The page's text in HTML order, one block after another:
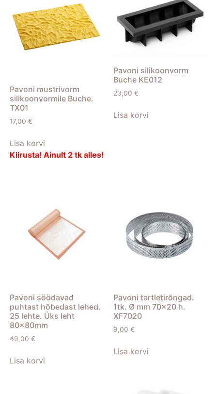
Pavoni mustrivorm
silikoonvormile Buche.
TX01
17,00 €
Lisa korvi
Kiirusta! Ainult 2 tk alles!
Pavoni silikoonvorm
Buche KE012
23,00 €
Lisa korvi
Pavoni söödavad
puhtast hõbedast lehed.
25 lehte. Üks leht
80x80mm
49,00 €
Lisa korvi
Pavoni tartletirõngad.
1tk. Ø mm 70×20 h.
XF7020
9,00 €
Lisa korvi